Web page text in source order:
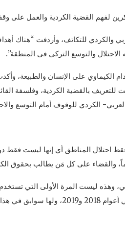
لفهم القضية الكردية والعمل على
والكردي للتكاتف، وأردفت “هناك
والتوسع التركي في المنطقة”.
الكيماوي على الإنسان والطبيعة،
بالقضية الكردية، وفلسفة
الكردي للوقوف أمام التوسع
احتلال المناطق أي إنها ليست فقط
والقضاء على كل مَن يطالب بحقوق
وهذه ليست المرة الأولى التي
هجماتها على سوريا أيضاً، استخدمت الكيماوي في